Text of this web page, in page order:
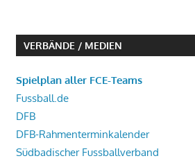
VERBÄNDE / MEDIEN
Spielplan aller FCE-Teams
Fussball.de
DFB
DFB-Rahmenterminkalender
Südbadischer Fussballverband